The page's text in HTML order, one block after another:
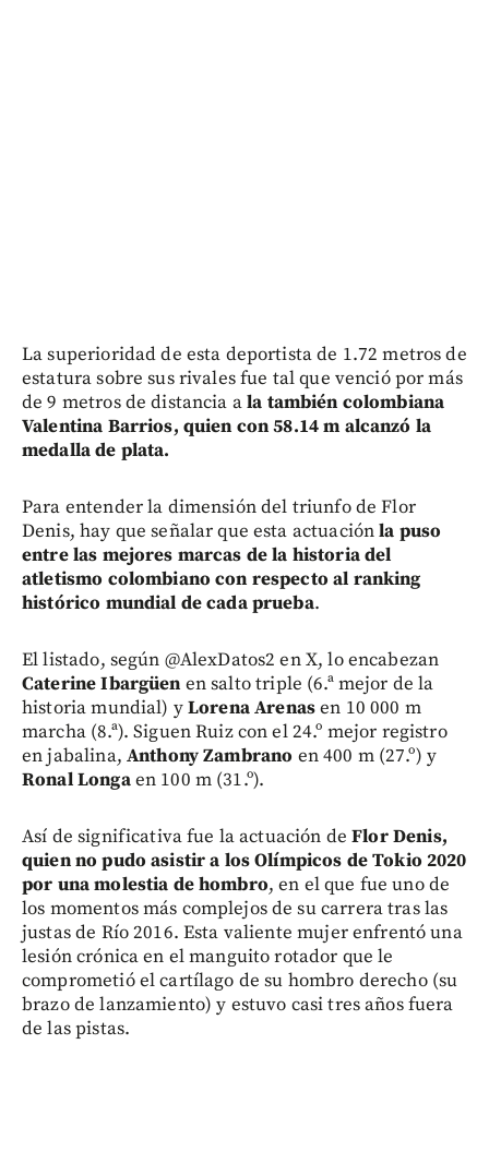
La superioridad de esta deportista de 1.72 metros de
estatura sobre sus rivales fue tal que venció por más
de 9 metros de distancia ala también colombiana
Valentina Barrios, quien con 58.14 m alcanzó la
medalla de plata.
Para entender la dimensión del triunfo de Flor
Denis, hay que señalar que esta actuaciónla puso
entre las mejores marcas de la historia del
atletismo colombiano con respecto al ranking
histórico mundial de cada prueba.
El listado, según @AlexDatos2 en X, lo encabezan
Caterine Ibargüen en salto triple (6.ª mejor de la
historia mundial) yLorena Arenasen 10 000 m
marcha (8.ª). Siguen Ruiz con el 24.º mejor registro
en jabalina, Anthony Zambrano en 400 m (27.º) y
Ronal Longaen 100 m (31.º).
Así de significativa fue la actuación de Flor Denis,
quien no pudo asistir a los Olímpicos de Tokio 2020
por una molestia de hombro, en el que fue uno de
los momentos más complejos de su carrera tras las
justas de Río 2016. Esta valiente mujer enfrentó una
lesión crónica en el manguito rotador que le
comprometió el cartílago de su hombro derecho (su
brazo de lanzamiento) y estuvo casi tres años fuera
de las pistas.